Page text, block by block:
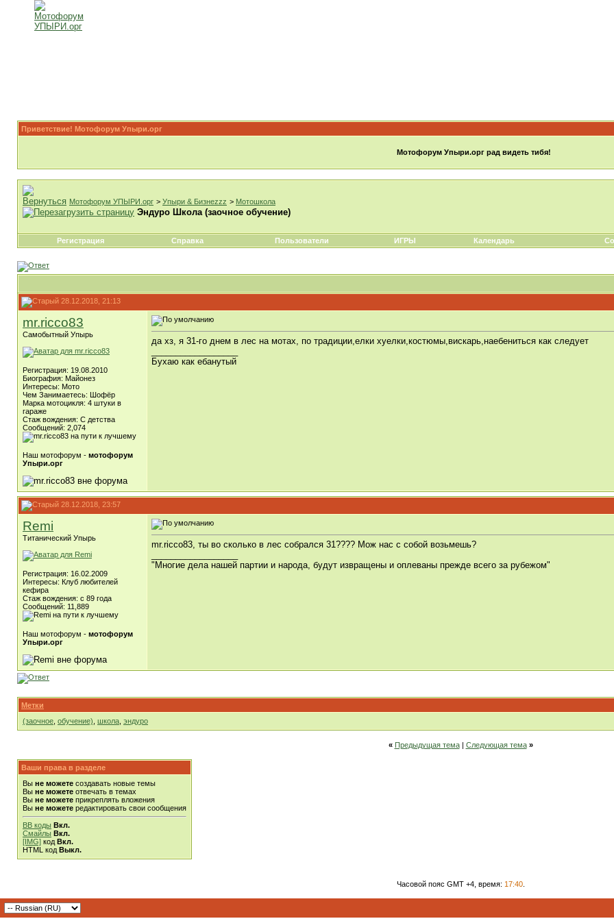
Приветствие! Мотофорум Упыри.орг
Мотофорум Упыри.орг рад видеть тибя!
Мотофорум УПЫРИ.орг > Упыри & Бизнеzzz > Мотошкола
Эндуро Школа (заочное обучение)
Регистрация Справка Пользователи ИГРЫ Календарь
28.12.2018, 21:13
mr.ricco83
Самобытный Упырь
Регистрация: 19.08.2010
Биография: Майонез
Интересы: Мото
Чем Занимаетесь: Шофёр
Марка мотоцикля: 4 штуки в
гараже
Стаж вождения: C детства
Сообщений: 2,074
Наш мотофорум - мотофорум
Упыри.орг
да хз, я 31-го днем в лес на мотах, по традиции,елки хуелки,костюмы,вискарь,наебениться как следует
Бухаю как ебанутый
28.12.2018, 23:57
Remi
Титанический Упырь
Регистрация: 16.02.2009
Интересы: Клуб любителей
кефира
Стаж вождения: с 89 года
Сообщений: 11,889
Наш мотофорум - мотофорум
Упыри.орг
mr.ricco83, ты во сколько в лес собрался 31???? Мож нас с собой возьмешь?
"Многие дела нашей партии и народа, будут извращены и оплеваны прежде всего за рубежом"
Метки
(заочное обучение) школа эндуро
« Предыдущая тема| Следующая тема »
Ваши права в разделе
Вы не можете создавать новые темы
Вы не можете отвечать в темах
Вы не можете прикреплять вложения
Вы не можете редактировать свои сообщения
BB коды Вкл.
Смайлы Вкл.
[IMG] код Вкл.
HTML код Выкл.
Часовой пояс GMT +4, время: 17:40.